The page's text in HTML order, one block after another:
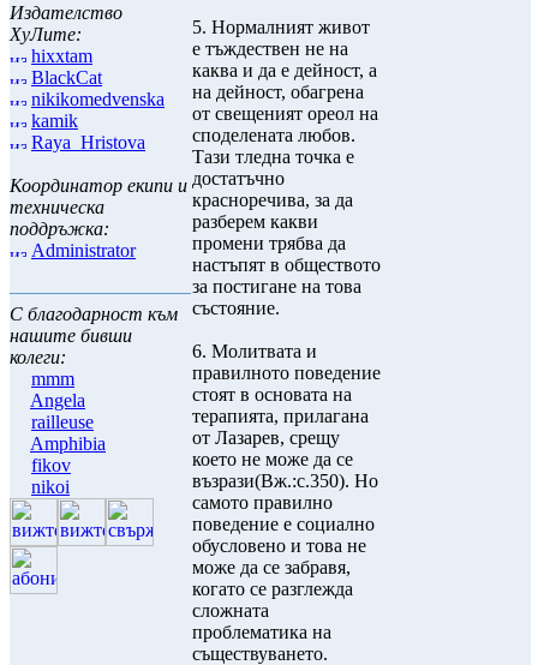
Издателство
ХуЛите:
hixxtam
BlackCat
nikikomedvenska
kamik
Raya_Hristova
Координатор екипи и
техническа
поддръжка:
Administrator
С благодарност към
нашите бивши
колеги:
mmm
Angela
railleuse
Amphibia
fikov
nikoi
5. Нормалният живот
е тъждествен не на
каква и да е дейност, а
на дейност, обагрена
от свещеният ореол на
споделената любов.
Тази тледна точка е
достатъчно
красноречива, за да
разберем какви
промени трябва да
настъпят в обществото
за постигане на това
състояние.
6. Молитвата и
правилното поведение
стоят в основата на
терапията, прилагана
от Лазарев, срещу
което не може да се
възрази(Вж.:с.350). Но
самото правилно
поведение е социално
обусловено и това не
може да се забравя,
когато се разглежда
сложната
проблематика на
съществуването.